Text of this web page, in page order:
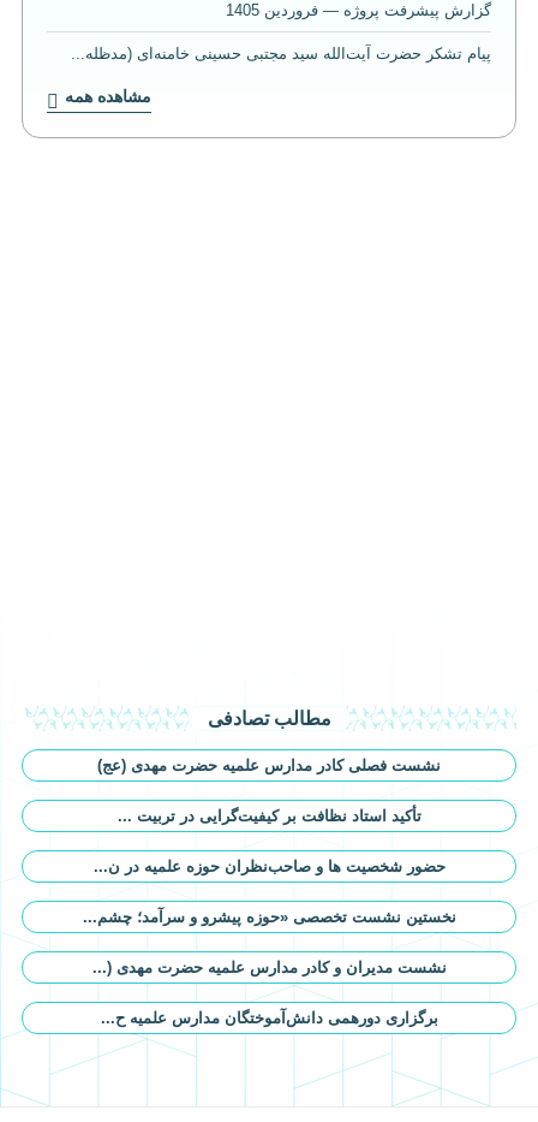
گزارش پیشرفت پروژه — فروردین 1405
پیام تشکر حضرت آیت‌الله سید مجتبی حسینی خامنه‌ای (مدظله...
مشاهده همه
مطالب تصادفی
نشست فصلی کادر مدارس علمیه حضرت مهدی (عج)
تأکید استاد نظافت بر کیفیت‌گرایی در تربیت ...
حضور شخصیت ها و صاحب‌نظران حوزه علمیه در ن...